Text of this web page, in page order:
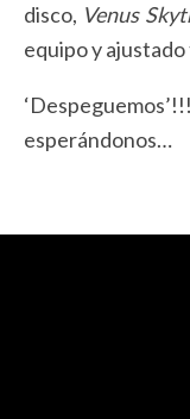
disco, Venus
equipo y
esperándonos…